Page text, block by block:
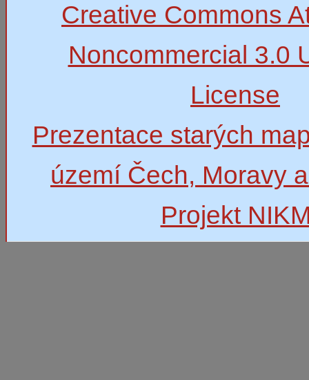
Creative Commons
Noncommercial 3.0
License
Prezentace starých
území Čech, Moravy
Projekt